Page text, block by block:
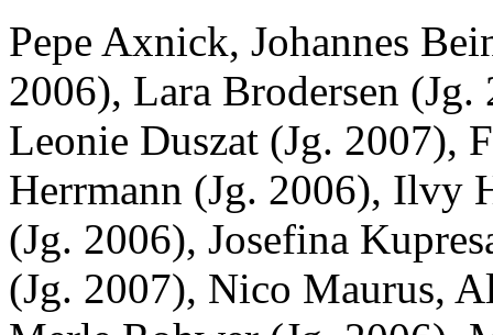
Pepe Axnick, Johannes
2006), Lara Brodersen
Leonie Duszat (Jg. 2007),
Herrmann (Jg. 2006), Ilvy
(Jg. 2006), Josefina
(Jg. 2007), Nico Maurus,